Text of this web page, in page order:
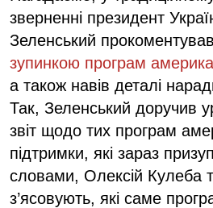
зверненні президент
Зеленський прокоментував
зупинкою програм
а також навів деталі
Так, Зеленський доручив
звіт щодо тих програм
підтримки, які зараз
словами, Олексій Кулеба
з’ясовують, які саме